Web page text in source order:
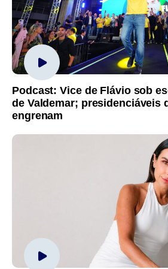
Podcast: Vice de Flávio sob
de Valdemar; presidenciáveis
engrenam